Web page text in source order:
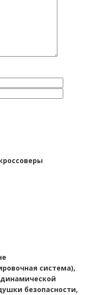
система),
безопасности,